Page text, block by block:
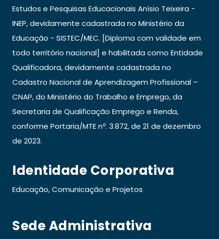
Estudos e Pesquisas Educacionais Anísio Teixeira -
INEP, devidamente cadastrada no Ministério da
Educação - SISTEC/MEC. [Diploma com validade em
todo território nacional] e habilitada como Entidade
Qualificadora, devidamente cadastrada no
Cadastro Nacional de Aprendizagem Profissional –
CNAP, do Ministério do Trabalho e Emprego, da
Secretaria de Qualificação Emprego e Renda,
conforme Portaria/MTE nº. 3.872, de 21 de dezembro
de 2023.
Identidade Corporativa
Educação, Comunicação e Projetos
Sede Administrativa